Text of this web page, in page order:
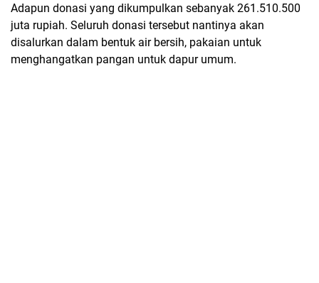
Adapun donasi yang dikumpulkan sebanyak 261.510.500
juta rupiah. Seluruh donasi tersebut nantinya akan
disalurkan dalam bentuk air bersih, pakaian untuk
menghangatkan pangan untuk dapur umum.